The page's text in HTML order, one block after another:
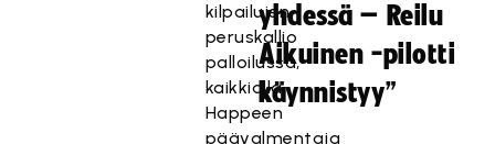
kilpailujen
peruskallio
palloilussa,
kaikkialla,
Happeen
päävalmentaja
yhdessä – Reilu
Aikuinen -pilotti
käynnistyy”